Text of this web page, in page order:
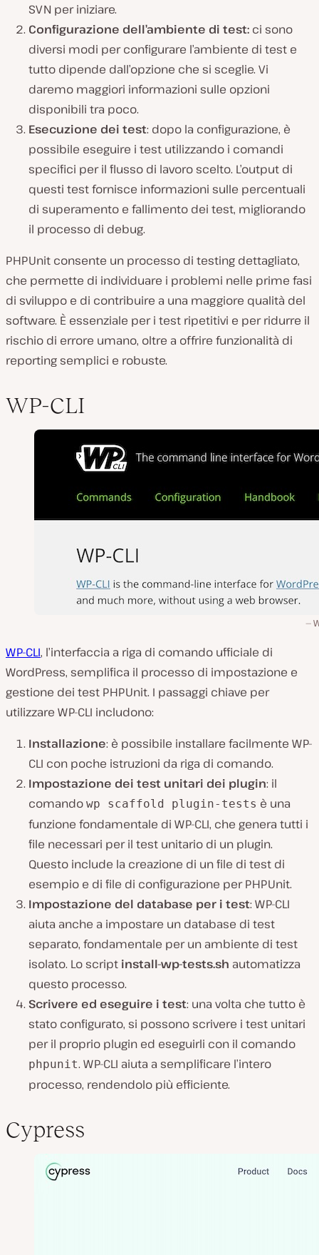
SVN per iniziare.
Configurazione dell’ambiente di test: ci sono
diversi modi per configurare l’ambiente di test e
tutto dipende dall’opzione che si sceglie. Vi
daremo maggiori informazioni sulle opzioni
disponibili tra poco.
Esecuzione dei test: dopo la configurazione, è
possibile eseguire i test utilizzando i comandi
specifici per il flusso di lavoro scelto. L’output di
questi test fornisce informazioni sulle percentuali
di superamento e fallimento dei test, migliorando
il processo di debug.
PHPUnit consente un processo di testing dettagliato,
che permette di individuare i problemi nelle prime fasi
di sviluppo e di contribuire a una maggiore qualità del
software. È essenziale per i test ripetitivi e per ridurre il
rischio di errore umano, oltre a offrire funzionalità di
reporting semplici e robuste.
WP-CLI
WP-CLI, l’interfaccia a riga di comando ufficiale di
WordPress, semplifica il processo di impostazione e
gestione dei test PHPUnit. I passaggi chiave per
utilizzare WP-CLI includono:
Installazione: è possibile installare facilmente WP-
CLI con poche istruzioni da riga di comando.
Impostazione dei test unitari dei plugin: il
comando wp scaffold plugin-tests è una
funzione fondamentale di WP-CLI, che genera tutti i
file necessari per il test unitario di un plugin.
Questo include la creazione di un file di test di
esempio e di file di configurazione per PHPUnit.
Impostazione del database per i test: WP-CLI
aiuta anche a impostare un database di test
separato, fondamentale per un ambiente di test
isolato. Lo script install-wp-tests.sh automatizza
questo processo.
Scrivere ed eseguire i test: una volta che tutto è
stato configurato, si possono scrivere i test unitari
per il proprio plugin ed eseguirli con il comando
phpunit. WP-CLI aiuta a semplificare l’intero
processo, rendendolo più efficiente.
Cypress